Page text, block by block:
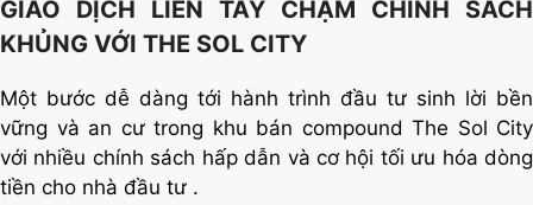
GIAO DỊCH LIỀN TAY CHẠM CHÍNH SÁCH
KHỦNG VỚI THE SOL CITY
Một bước dễ dàng tới hành trình đầu tư sinh lời bền
vững và an cư trong khu bán compound The Sol City
với nhiều chính sách hấp dẫn và cơ hội tối ưu hóa dòng
tiền cho nhà đầu tư .